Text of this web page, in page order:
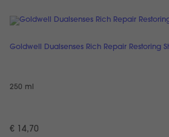
Goldwell Dualsenses Rich Repair Restoring
250 ml
€ 14,70